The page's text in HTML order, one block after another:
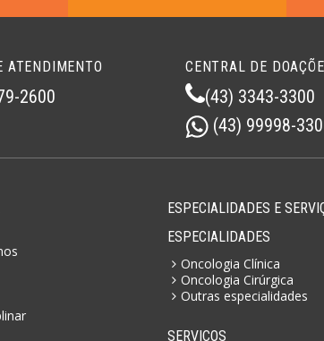
ATENDIMENTO
2600
CENTRAL DE
(43) 3343-3300
(43) 99998-
ESPECIALIDADES E
ESPECIALIDADES
Oncologia Clínica
Oncologia Cirúrgica
Outras especialidades
SERVIÇOS